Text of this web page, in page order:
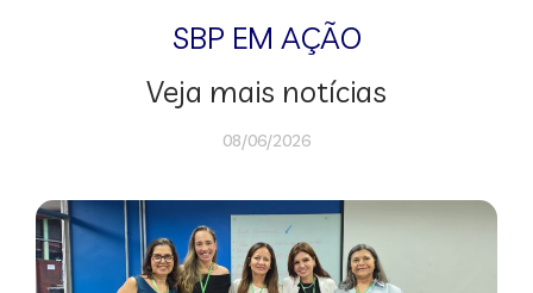
SBP EM AÇÃO
Veja mais notícias
08/06/2026